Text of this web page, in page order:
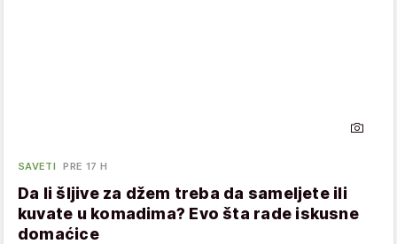
SAVETI PRE 17 H
Da li šljive za džem treba da sameljete ili
kuvate u komadima? Evo šta rade iskusne
domaćice